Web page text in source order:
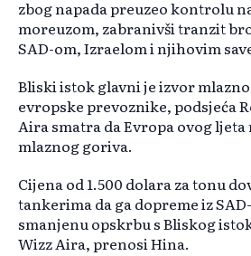
zbog napada preuzeo kontrolu
moreuzom, zabranivši tranzit
SAD-om, Izraelom i njihovim
Bliski istok glavni je izvor
evropske prevoznike, podsjeća
Aira smatra da Evropa ovog ljeta
mlaznog goriva.
Cijena od 1.500 dolara za tonu
tankerima da ga dopreme iz
smanjenu opskrbu s Bliskog
Wizz Aira, prenosi Hina.